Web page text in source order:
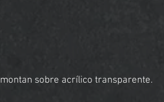
sobre acrílico transparente.